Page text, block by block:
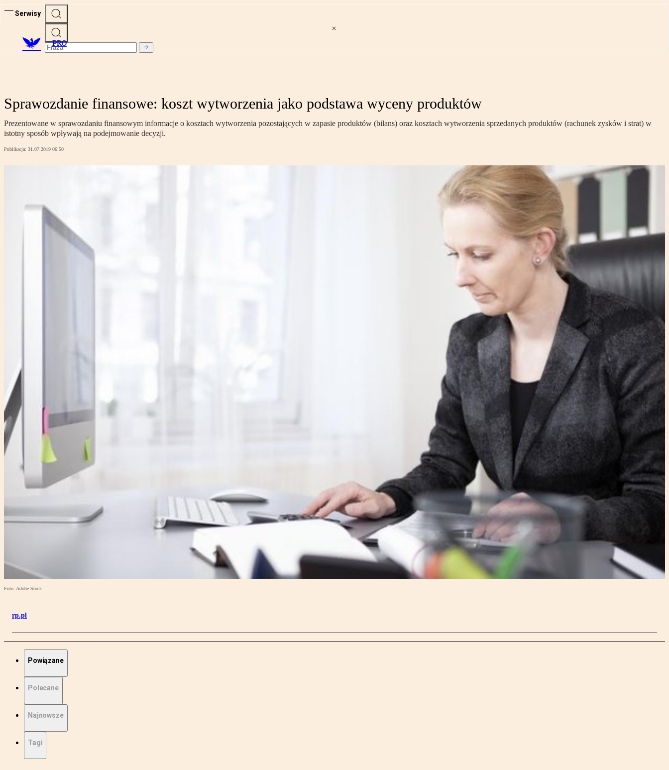
Serwisy
PRO
Sprawozdanie finansowe: koszt wytworzenia jako podstawa wyceny produktów
Prezentowane w sprawozdaniu finansowym informacje o kosztach wytworzenia pozostających w zapasie produktów (bilans) oraz kosztach wytworzenia sprzedanych produktów (rachunek zysków i strat) w
istotny sposób wpływają na podejmowanie decyzji.
Publikacja: 31.07.2019 06:50
Foto: Adobe Stock
rp.pl
Powiązane
Polecane
Najnowsze
Tagi